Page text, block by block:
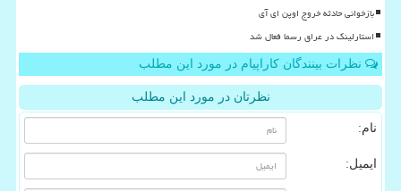
بازخوانی حادثه خروج اوپن ای آی
استارلینک در عراق رسما فعال شد
نظرات بینندگان کاراپیام در مورد این مطلب
نظرتان در مورد این مطلب
نام:
ایمیل: